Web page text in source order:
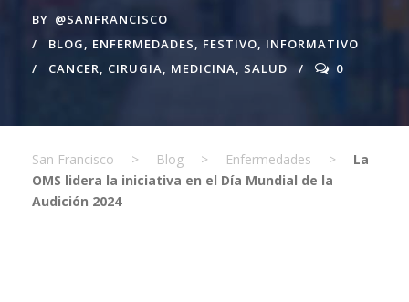
BY @SANFRANCISCO
BLOG, ENFERMEDADES, FESTIVO, INFORMATIVO
CANCER, CIRUGIA, MEDICINA, SALUD 0
San Francisco > Blog > Enfermedades >
La
OMS lidera la iniciativa en el Día Mundial de la
Audición 2024